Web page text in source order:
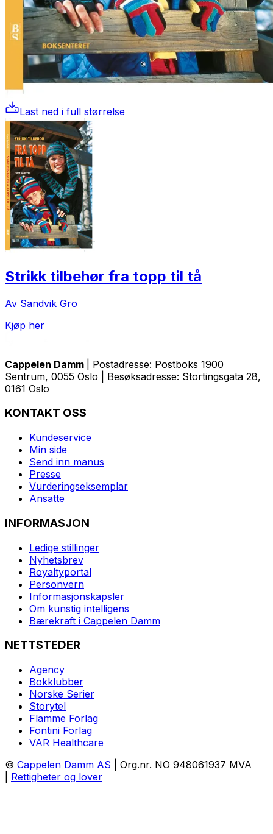
Last ned i full størrelse
Strikk tilbehør fra topp til tå
Av Sandvik Gro
Kjøp her
Cappelen Damm
| Postadresse: Postboks 1900
Sentrum, 0055 Oslo | Besøksadresse: Stortingsgata 28,
0161 Oslo
KONTAKT OSS
Kundeservice
Min side
Send inn manus
Presse
Vurderingseksemplar
Ansatte
INFORMASJON
Ledige stillinger
Nyhetsbrev
Royaltyportal
Personvern
Informasjonskapsler
Om kunstig intelligens
Bærekraft i Cappelen Damm
NETTSTEDER
Agency
Bokklubber
Norske Serier
Storytel
Flamme Forlag
Fontini Forlag
VAR Healthcare
© Cappelen Damm AS | Org.nr. NO 948061937 MVA
Rettigheter og lover